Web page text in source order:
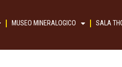
MUSEO MINERALOGICO SALA